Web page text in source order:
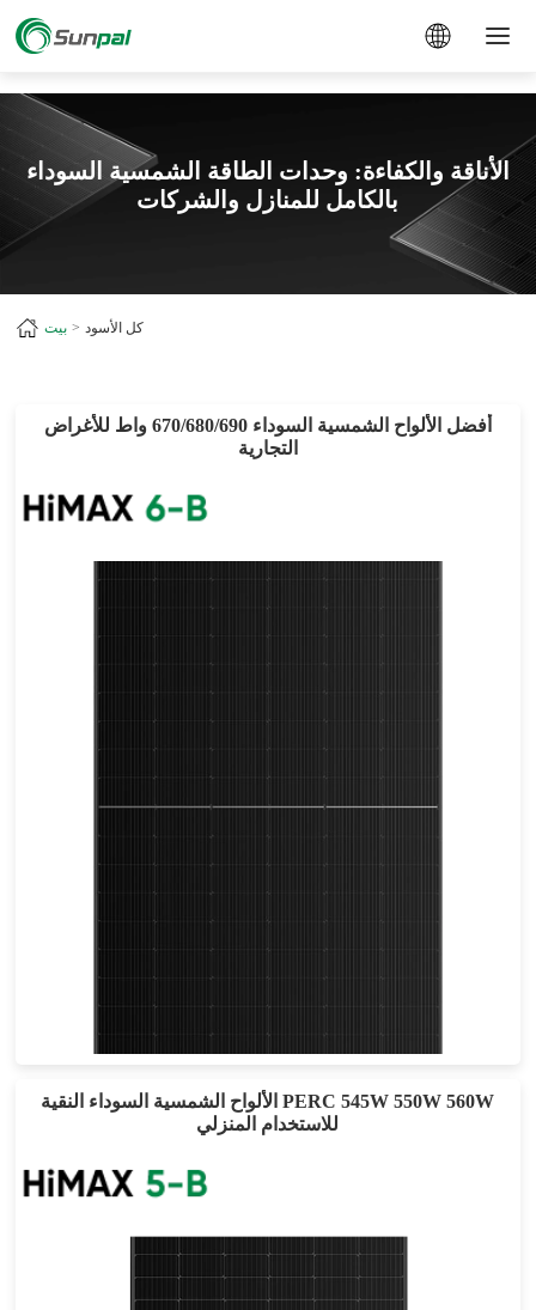
الأناقة والكفاءة: وحدات الطاقة الشمسية السوداء
بالكامل للمنازل والشركات
بيت كل الأسود
أفضل الألواح الشمسية السوداء 670/680/690 واط للأغراض
التجارية
أقصى تأثير: 22.38%
ضمان الطاقة لمدة 25 عامًا
الألواح الشمسية السوداء النقية PERC 545W 550W 560W
للاستخدام المنزلي